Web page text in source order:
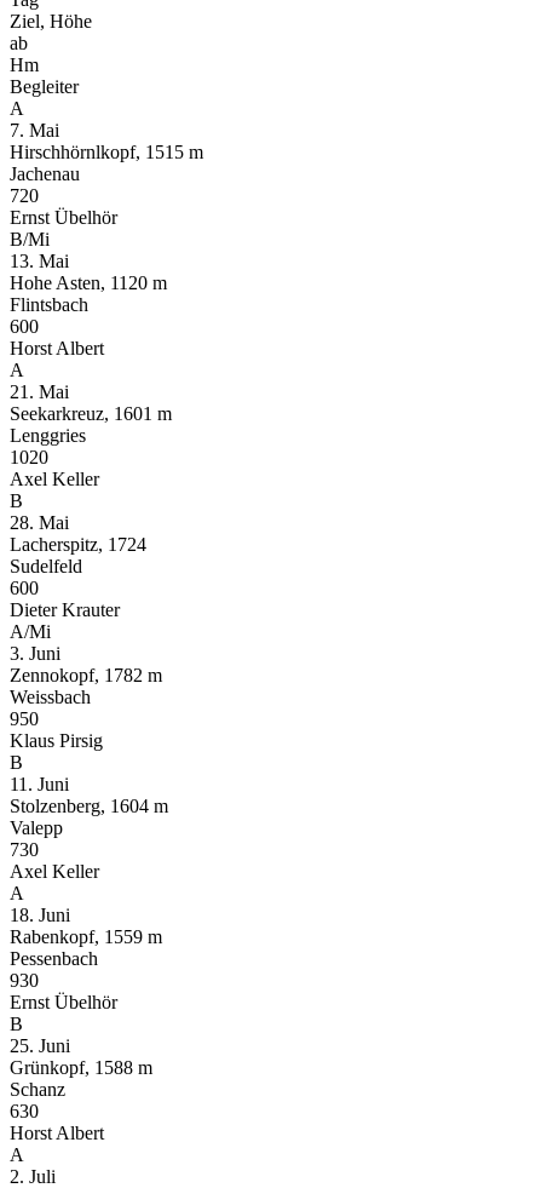
Ziel, Höhe
ab
Hm
Begleiter
A
7. Mai
Hirschhörnlkopf, 1515 m
Jachenau
720
Ernst Übelhör
B/Mi
13. Mai
Hohe Asten, 1120 m
Flintsbach
600
Horst Albert
A
21. Mai
Seekarkreuz, 1601 m
Lenggries
1020
Axel Keller
B
28. Mai
Lacherspitz, 1724
Sudelfeld
600
Dieter Krauter
A/Mi
3. Juni
Zennokopf, 1782 m
Weissbach
950
Klaus Pirsig
B
11. Juni
Stolzenberg, 1604 m
Valepp
730
Axel Keller
A
18. Juni
Rabenkopf, 1559 m
Pessenbach
930
Ernst Übelhör
B
25. Juni
Grünkopf, 1588 m
Schanz
630
Horst Albert
A
2. Juli